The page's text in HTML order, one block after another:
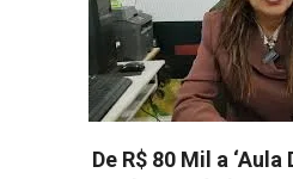
De R$ 80 Mil a